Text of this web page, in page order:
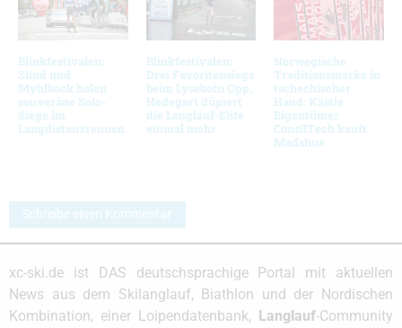
Blinkfestivalen:
Slind und
Myhlback holen
souveräne Solo-
Siege im
Langdistanzrennen
Blinkfestivalen:
Drei Favoritensiege
beim Lysebotn Opp,
Hedegart düpiert
die Langlauf-Elite
einmal mehr
Norwegische
Traditionsmarke in
tschechischer
Hand: Kästle
Eigentümer
ConsilTech kauft
Madshus
Schreibe einen Kommentar
xc-ski.de ist DAS deutschsprachige Portal mit aktuellen
News aus dem Skilanglauf, Biathlon und der Nordischen
Kombination, einer Loipendatenbank, Langlauf-Community